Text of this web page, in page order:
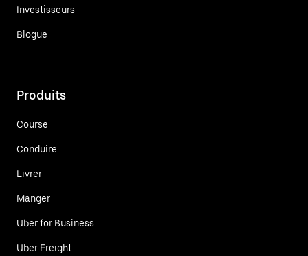
Investisseurs
Blogue
Produits
Course
Conduire
Livrer
Manger
Uber for Business
Uber Freight